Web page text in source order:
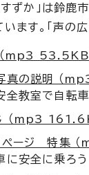
すずか」は鈴
ます。「声の
mp3 53.5KB
真の説明 （
全教室で自転
（mp3
ージ 特集 （
に安全に乗ろう